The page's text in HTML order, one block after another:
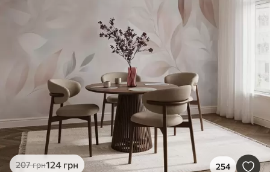
207грн124 грн 254